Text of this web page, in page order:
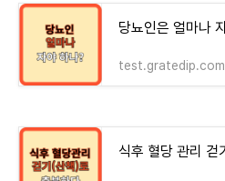
test.gratedip.com